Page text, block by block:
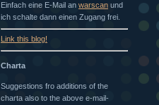
Einfach eine E-Mail an warscan und
ich schalte dann einen Zugang frei.
Link this blog!
Charta
Suggestions fro additions of the
charta also to the above e-mail-